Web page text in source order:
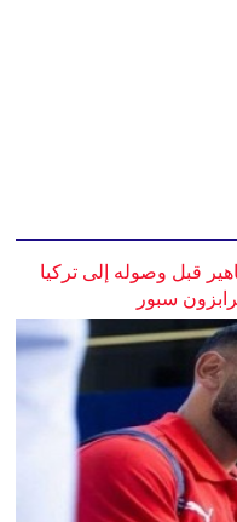
قبل وصوله إلى تركيا
سبور